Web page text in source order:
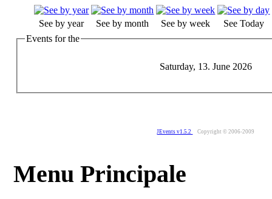
See by year See by month See by week
See Today
Events for the
Saturday, 13. June 2026
JEvents v1.5.2 Copyright © 2006-2009
Menu Principale